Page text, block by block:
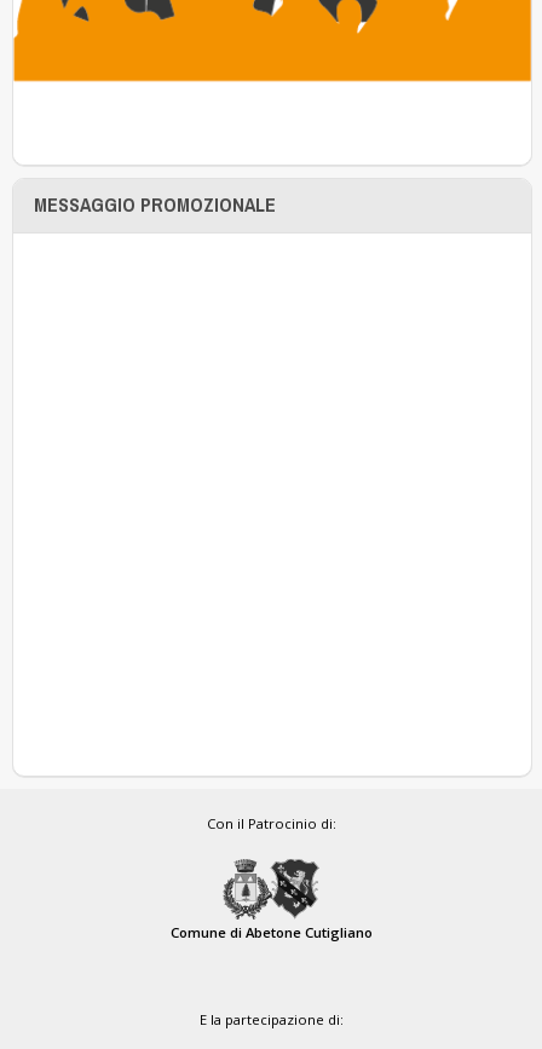
MESSAGGIO PROMOZIONALE
Con il Patrocinio di:
Comune di Abetone Cutigliano
E la partecipazione di: